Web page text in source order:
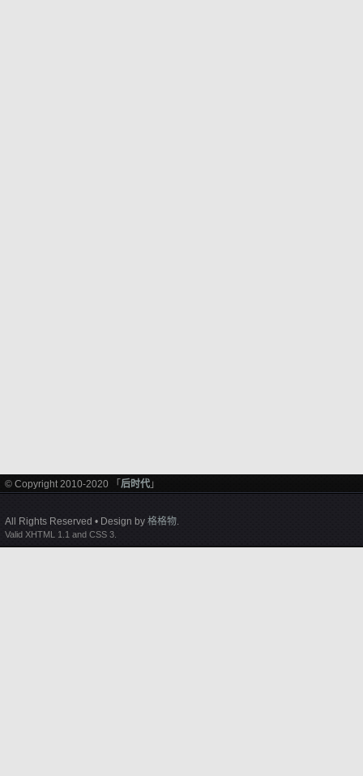
© Copyright 2010-2020 「 后时代 」
All Rights Reserved • Design by 格格物.
Valid XHTML 1.1 and CSS 3.